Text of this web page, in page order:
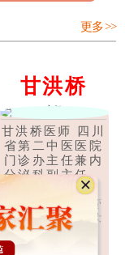
更多 >>
甘洪桥
主任
甘洪桥医师 四川
省第二中医医院
门诊办主任兼内
分泌科副主任，
副主任中医师，
四川省中医药管
理局第六批学术
和技术带头..